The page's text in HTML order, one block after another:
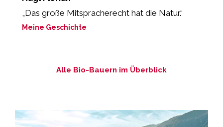
„Das große Mitspracherecht hat die Natur.“
Meine Geschichte
Alle Bio-Bauern im Überblick